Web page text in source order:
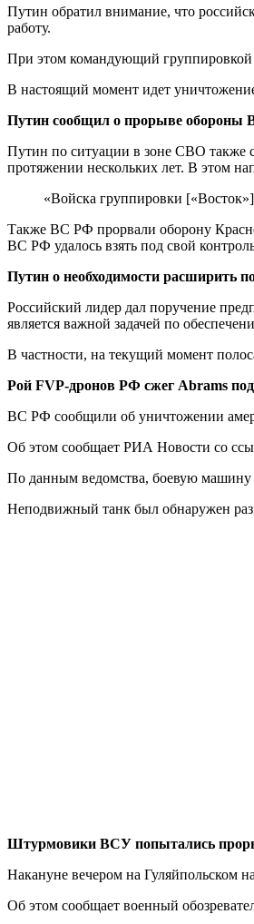
Путин обратил внимание, что
работу.
При этом командующий группировкой
В настоящий момент идет
Путин сообщил о прорыве обороны
Путин по ситуации в зоне СВО также
протяжении нескольких лет. В этом
«Войска группировки
Также ВС РФ прорвали оборону
ВС РФ удалось взять под свой
Путин о необходимости расширить
Российский лидер дал поручение
является важной задачей по
В частности, на текущий момент
Рой FVP-дронов РФ сжег Abrams
ВС РФ сообщили об уничтожении
Об этом сообщает РИА Новости со
По данным ведомства, боевую машину
Неподвижный танк был обнаружен
Штурмовики ВСУ попытались
Накануне вечером на Гуляйпольском
Об этом сообщает военный